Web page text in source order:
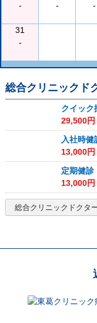
-
-
-
31
-
総合クリニックド
クイック
29,500円
入社時健
13,000円
定期健診
13,000円
総合クリニックドクタ